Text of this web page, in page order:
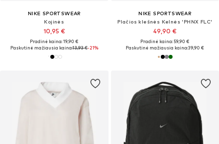
NIKE SPORTSWEAR
Kojinės
10,95 €
Pradinė kaina: 19,90 €
Paskutinė mažiausia kaina:13,93 €-21%
NIKE SPORTSWEAR
Plačios klešnės Kelnės 'PHNX FLC'
49,90 €
Pradinė kaina: 59,90 €
Paskutinė mažiausia kaina:39,90 €